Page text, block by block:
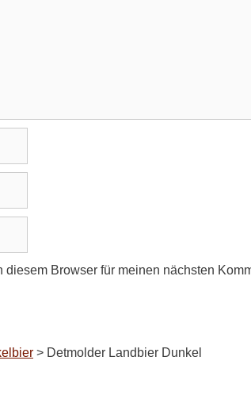
Browser für meinen nächsten
> Detmolder Landbier Dunkel